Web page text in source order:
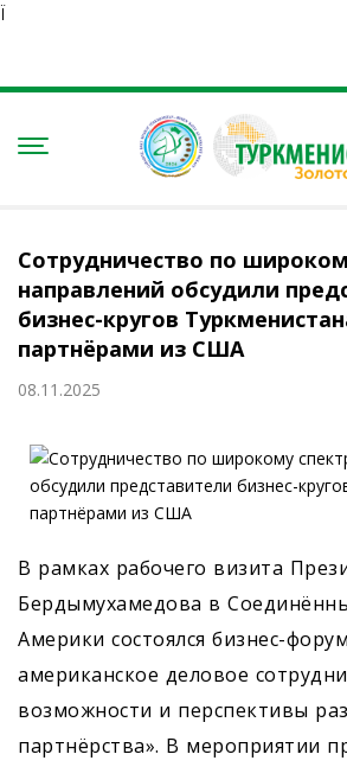
Ï
Сотрудничество по
направлений обсудили
бизнес-кругов
партнёрами из США
08.11.2025
В рамках рабочего визита
Бердымухамедова в
Америки состоялся бизнес-
американское деловое
возможности и перспективы
партнёрства». В мероприятии